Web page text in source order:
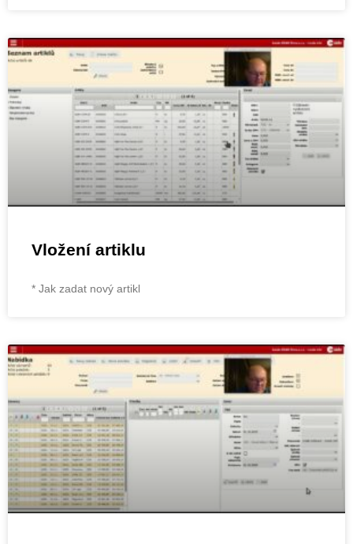
Vložení artiklu
* Jak zadat nový artikl